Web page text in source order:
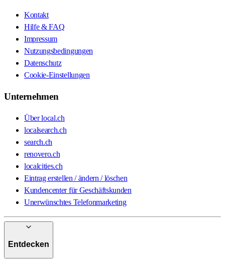
Kontakt
Hilfe & FAQ
Impressum
Nutzungsbedingungen
Datenschutz
Cookie-Einstellungen
Unternehmen
Über local.ch
localsearch.ch
search.ch
renovero.ch
localcities.ch
Eintrag erstellen / ändern / löschen
Kundencenter für Geschäftskunden
Unerwünschtes Telefonmarketing
Entdecken